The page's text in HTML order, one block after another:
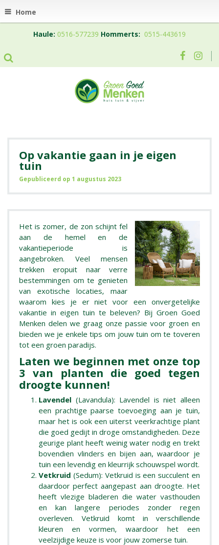
Home
Haule: 0516-577239 Hommerts: 0515-443619
Op vakantie gaan in je eigen
tuin
Gepubliceerd op 1 augustus 2023
Het is zomer, de zon schijnt fel
aan de hemel en de
vakantieperiode is
aangebroken. Veel mensen
trekken eropuit naar verre
bestemmingen om te genieten
van exotische locaties, maar
waarom kies je er niet voor een onvergetelijke
vakantie in eigen tuin te beleven? Bij Groen Goed
Menken delen we graag onze passie voor groen en
bieden we je enkele tips om jouw tuin om te toveren
tot een groen paradijs.
Laten we beginnen met onze top
3 van planten die goed tegen
droogte kunnen!
Lavendel (Lavandula): Lavendel is niet alleen
een prachtige paarse toevoeging aan je tuin,
maar het is ook een uiterst veerkrachtige plant
die goed gedijt in droge omstandigheden. Deze
geurige plant heeft weinig water nodig en trekt
bovendien vlinders en bijen aan, waardoor je
tuin een levendig en kleurrijk schouwspel wordt.
Vetkruid (Sedum): Vetkruid is een succulent en
daardoor perfect aangepast aan droogte. Het
heeft vlezige bladeren die water vasthouden
en kan langere periodes zonder regen
overleven. Vetkruid komt in verschillende
kleuren en vormen, waardoor het een
veelzijdige keuze is voor jouw zomerse tuin.